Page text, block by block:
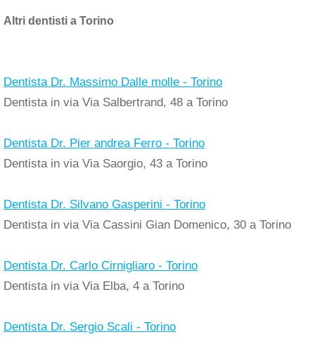
Altri dentisti a Torino
Dentista Dr. Massimo Dalle molle - Torino
Dentista in via Via Salbertrand, 48 a Torino
Dentista Dr. Pier andrea Ferro - Torino
Dentista in via Via Saorgio, 43 a Torino
Dentista Dr. Silvano Gasperini - Torino
Dentista in via Via Cassini Gian Domenico, 30 a Torino
Dentista Dr. Carlo Cirnigliaro - Torino
Dentista in via Via Elba, 4 a Torino
Dentista Dr. Sergio Scali - Torino